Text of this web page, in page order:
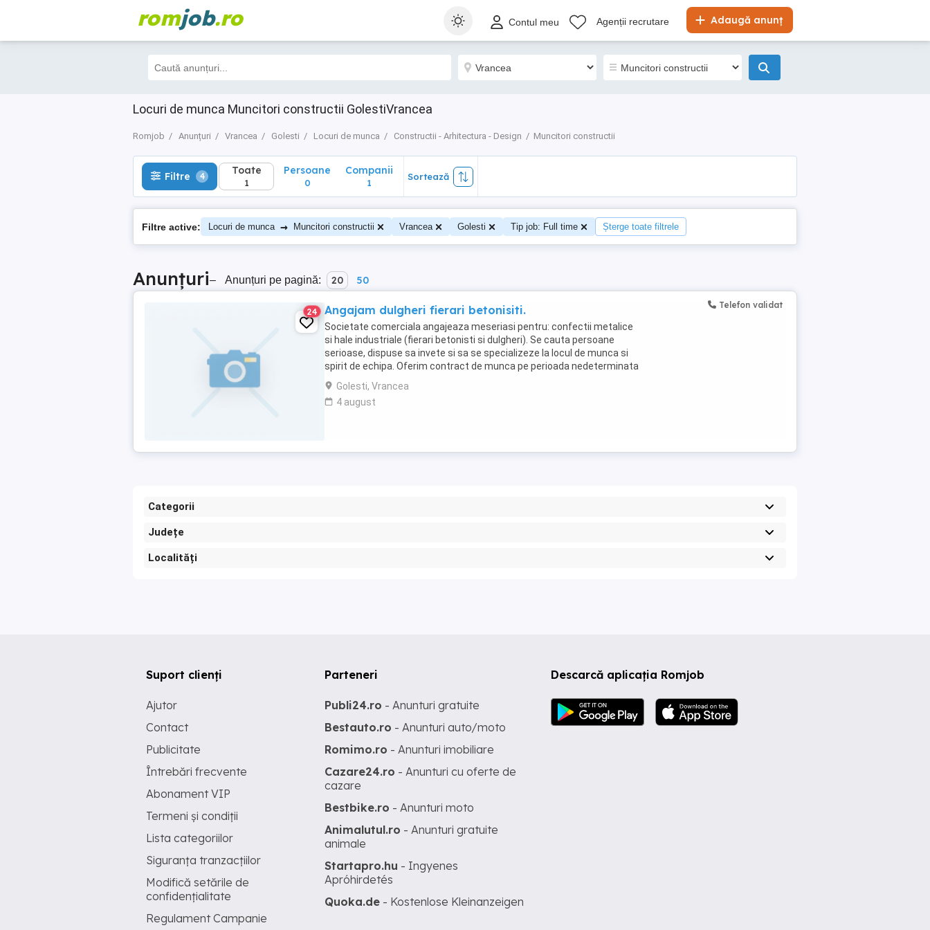
romjob.ro Adaugă anunț
Contul meu Agenții recrutare
Locuri de munca Muncitori constructii GolestiVrancea
Romjob Anunțuri Vrancea Golesti Locuri de munca Constructii - Arhitectura - Design Muncitori constructii
Filtre 4 Toate
1
Filtre 4 Toate
1
Persoane
0
Companii
1
Sortează
Filtre active: Locuri de munca → Muncitori constructii Vrancea Golesti Tip job: Full time Șterge toate filtrele
Anunțuri– Anunțuri pe pagină: 20 50
24 Angajam dulgheri fierari betonisiti.
Societate comerciala angajeaza meseriasi pentru: confectii metalice
si hale industriale (fierari betonisti si dulgheri). Se cauta persoane
serioase, dispuse sa invete si sa se specializeze la locul de munca si
spirit de echipa. Oferim contract de munca pe perioada nedeterminata
si pachet salarial ...
Golesti, Vrancea
4 august
Telefon validat
Categorii
Județe
Localități
Descarcă aplicația Romjob
Suport clienți
Ajutor
Contact
Publicitate
Întrebări frecvente
Abonament VIP
Termeni și condiții
Lista categoriilor
Siguranța tranzacțiilor
Modifică setările de
confidențialitate
Regulament Campanie
Parteneri
Publi24.ro - Anunturi gratuite
Bestauto.ro - Anunturi auto/moto
Romimo.ro - Anunturi imobiliare
Cazare24.ro - Anunturi cu oferte de
cazare
Bestbike.ro - Anunturi moto
Animalutul.ro - Anunturi gratuite
animale
Startapro.hu - Ingyenes
Apróhirdetés
Quoka.de - Kostenlose Kleinanzeigen